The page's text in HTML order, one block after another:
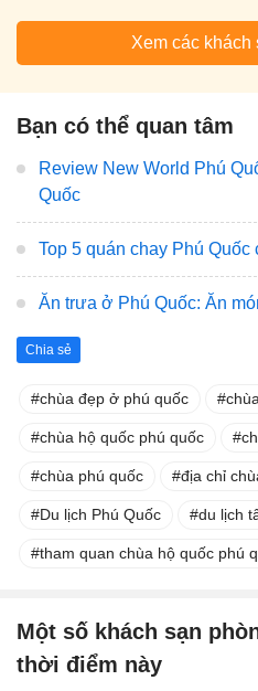
Xem các khách
Bạn có thể quan tâm
Review New World Phú
Quốc
Top 5 quán chay Phú Quốc
Ăn trưa ở Phú Quốc: Ăn
Chia sẻ
chùa đẹp ở phú quốc
chùa hộ quốc phú quốc
chùa phú quốc địa chỉ
Du lịch Phú Quốc du lịch
tham quan chùa hộ quốc phú
Một số khách sạn
thời điểm này